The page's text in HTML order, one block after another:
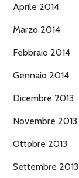
Aprile 2014
Marzo 2014
Febbraio 2014
Gennaio 2014
Dicembre 2013
Novembre 2013
Ottobre 2013
Settembre 2013